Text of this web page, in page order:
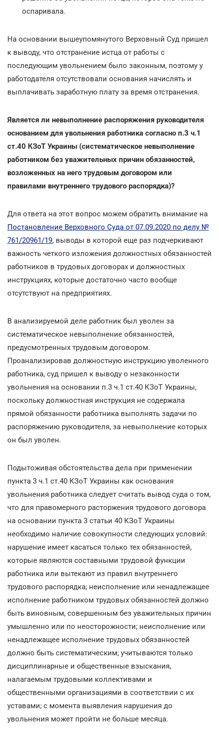
оспаривала.
На основании вышеупомянутого Верховный Суд пришел
к выводу, что отстранение истца от работы с
последующим увольнением было законным, поэтому у
работодателя отсутствовали основания начислять и
выплачивать заработную плату за время отстранения.
Является ли невыполнение распоряжения руководителя
основанием для увольнения работника согласно п.3 ч.1
ст.40 КЗоТ Украины (систематическое невыполнение
работником без уважительных причин обязанностей,
возложенных на него трудовым договором или
правилами внутреннего трудового распорядка)?
Для ответа на этот вопрос можем обратить внимание на
Постановление Верховного Суда от 07.09.2020 по делу №
761/20961/19, выводы в которой еще раз подчеркивают
важность четкого изложения должностных обязанностей
работников в трудовых договорах и должностных
инструкциях, которые достаточно часто вообще
отсутствуют на предприятиях.
В анализируемой деле работник был уволен за
систематическое невыполнение обязанностей,
предусмотренных трудовым договором.
Проанализировав должностную инструкцию уволенного
работника, суд пришел к выводу о незаконности
увольнения на основании п.3 ч.1 ст.40 КЗоТ Украины,
поскольку должностная инструкция не содержала
прямой обязанности работника выполнять задачи по
распоряжению руководителя, за невыполнение которых
он был уволен.
Подытоживая обстоятельства дела при применении
пункта 3 ч.1 ст.40 КЗоТ Украины как основания
увольнения работника следует считать вывод суда о том,
что для правомерного расторжения трудового договора
на основании пункта 3 статьи 40 КЗоТ Украины
необходимо наличие совокупности следующих условий:
нарушение имеет касаться только тех обязанностей,
которые являются составными трудовой функции
работника или вытекают из правил внутреннего
трудового распорядка; неисполнение или ненадлежащее
исполнение работником трудовых обязанностей должно
быть виновным, совершенным без уважительных причин
умышленно или по неосторожности; неисполнение или
ненадлежащее исполнение трудовых обязанностей
должно быть систематическим; учитываются только
дисциплинарные и общественные взыскания,
налагаемым трудовыми коллективами и
общественными организациями в соответствии с их
уставами; с момента выявления нарушения до
увольнения может пройти не больше месяца.